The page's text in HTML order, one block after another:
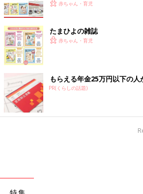
赤ちゃん・育児
たまひよの雑誌
赤ちゃん・育児
もらえる年金25万円以下の人
PR(くらしの話題)